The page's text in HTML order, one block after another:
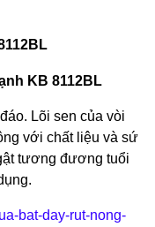
Lõi sen của vòi
với chất liệu và sứ
tương đương tuổi
bat-day-rut-nong-